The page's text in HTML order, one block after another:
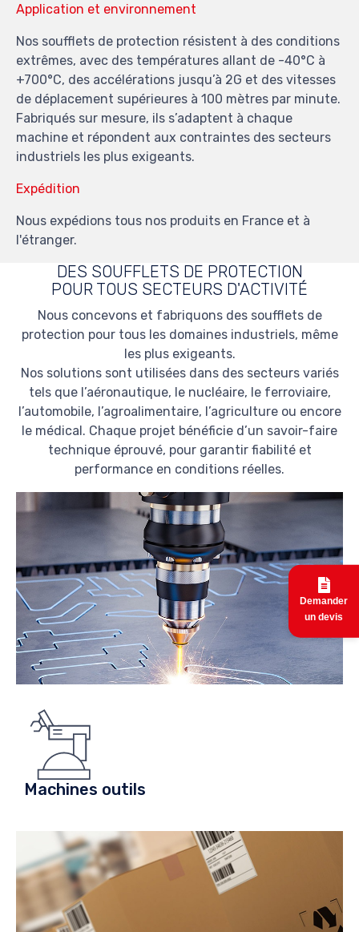
Application et environnement
Nos soufflets de protection résistent à des conditions
extrêmes, avec des températures allant de -40°C à
+700°C, des accélérations jusqu’à 2G et des vitesses
de déplacement supérieures à 100 mètres par minute.
Fabriqués sur mesure, ils s’adaptent à chaque
machine et répondent aux contraintes des secteurs
industriels les plus exigeants.
Expédition
Nous expédions tous nos produits en France et à
l'étranger.
DES SOUFFLETS DE PROTECTION
POUR TOUS SECTEURS D'ACTIVITÉ
Nous concevons et fabriquons des soufflets de
protection pour tous les domaines industriels, même
les plus exigeants.
Nos solutions sont utilisées dans des secteurs variés
tels que l’aéronautique, le nucléaire, le ferroviaire,
l’automobile, l’agroalimentaire, l’agriculture ou encore
le médical. Chaque projet bénéficie d’un savoir-faire
technique éprouvé, pour garantir fiabilité et
performance en conditions réelles.
Machines outils
Demander
un devis